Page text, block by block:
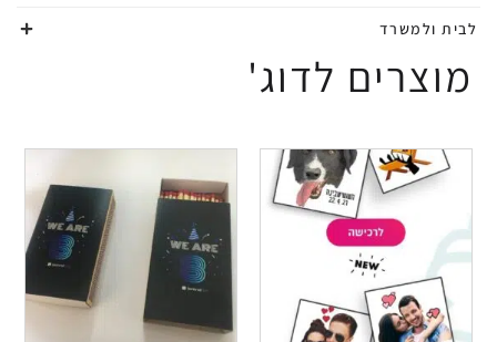
לבית ולמשרד
מוצרים לדוג'